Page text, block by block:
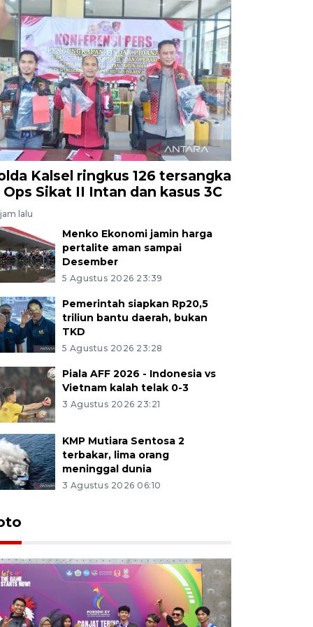
Kalsel ringkus 126 tersangka
Ops Sikat II Intan dan kasus 3C
lalu
Menko Ekonomi jamin harga
pertalite aman sampai
Desember
5 Agustus 2026 23:39
Pemerintah siapkan Rp20,5
triliun bantu daerah, bukan
TKD
5 Agustus 2026 23:28
Piala AFF 2026 - Indonesia vs
Vietnam kalah telak 0-3
3 Agustus 2026 23:21
KMP Mutiara Sentosa 2
terbakar, lima orang
meninggal dunia
3 Agustus 2026 06:10